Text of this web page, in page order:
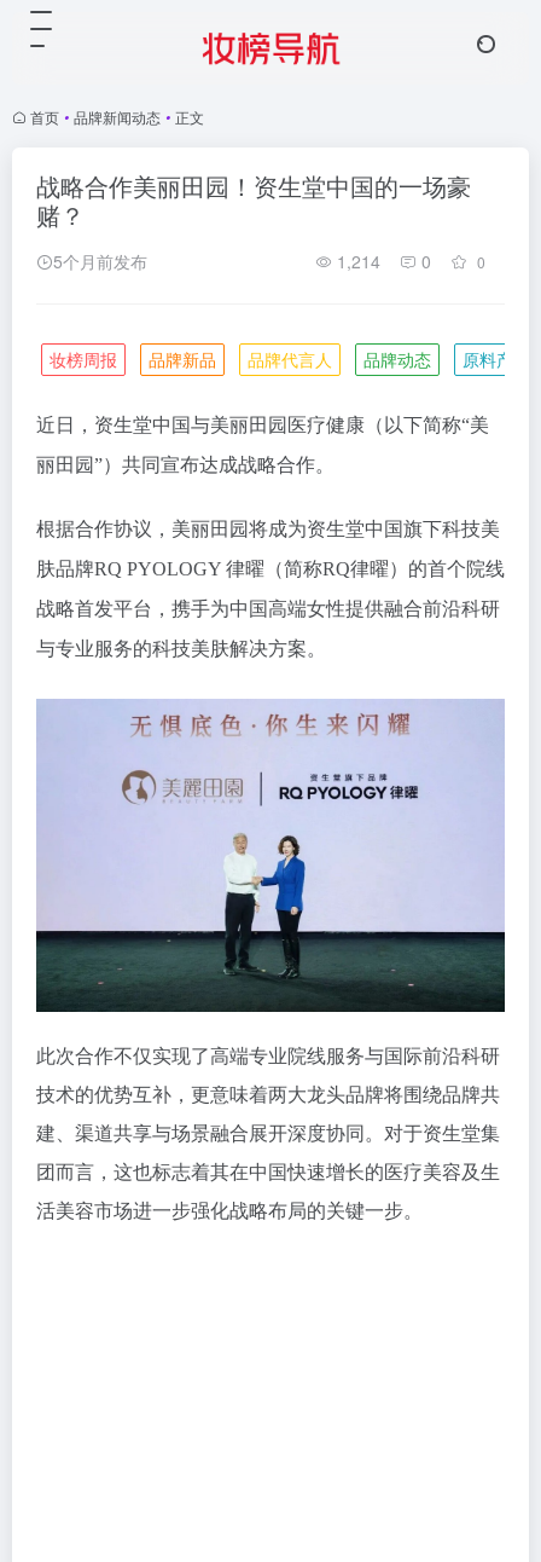
首页 • 品牌新闻动态 • 正文
战略合作美丽田园！资生堂中国的一场豪
赌？
5个月前发布 1,214 0 0
妆榜周报 品牌新品 品牌代言人 品牌动态 原料产业
近日，资生堂中国与美丽田园医疗健康（以下简称“美
丽田园”）共同宣布达成战略合作。
根据合作协议，美丽田园将成为资生堂中国旗下科技美
肤品牌RQ PYOLOGY 律曜（简称RQ律曜）的首个院线
战略首发平台，携手为中国高端女性提供融合前沿科研
与专业服务的科技美肤解决方案。
此次合作不仅实现了高端专业院线服务与国际前沿科研
技术的优势互补，更意味着两大龙头品牌将围绕品牌共
建、渠道共享与场景融合展开深度协同。对于资生堂集
团而言，这也标志着其在中国快速增长的医疗美容及生
活美容市场进一步强化战略布局的关键一步。